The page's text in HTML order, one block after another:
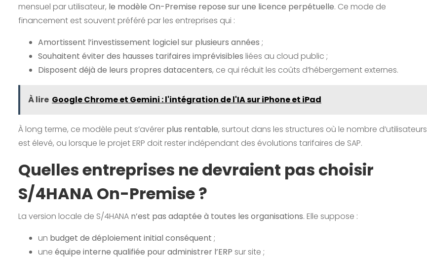
mensuel par utilisateur, le modèle On-Premise repose sur une licence perpétuelle. Ce mode de
financement est souvent préféré par les entreprises qui :
Amortissent l’investissement logiciel sur plusieurs années ;
Souhaitent éviter des hausses tarifaires imprévisibles liées au cloud public ;
Disposent déjà de leurs propres datacenters, ce qui réduit les coûts d’hébergement externes.
À lire Google Chrome et Gemini : l'intégration de l'IA sur iPhone et iPad
À long terme, ce modèle peut s’avérer plus rentable, surtout dans les structures où le nombre d’utilisateurs
est élevé, ou lorsque le projet ERP doit rester indépendant des évolutions tarifaires de SAP.
Quelles entreprises ne devraient pas choisir
S/4HANA On-Premise ?
La version locale de S/4HANA n’est pas adaptée à toutes les organisations. Elle suppose :
un budget de déploiement initial conséquent ;
une équipe interne qualifiée pour administrer l’ERP sur site ;